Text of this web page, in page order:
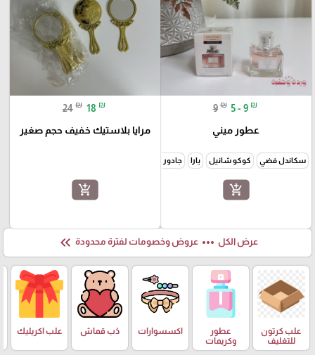
9 ₪ 5 - 9 ₪
عطور ميني
سكاندل فضي كوكو شانيل يارا جادور شكل الجوهرة
add_shopping_cart
24 ₪ 18 ₪
مرايا بلاستيك خفيف حجم صغير
add_shopping_cart
عرض الكل more_horiz عروض وخصومات لفترة محدودة keyboard_double_arrow_left
علب كرتون
للتغليف
عطور
وكريمات
اكسسوارات دُب قماش علب اكريليك